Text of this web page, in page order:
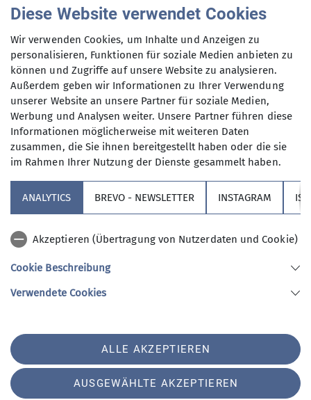
Schneeschuhe
10,00 €/Woche
Sektion
Service
Sektion Augsburg des Deutschen Alpenvereins e.V.
Telefon +49821516780
Diese Website verwendet Cookies
Wir verwenden Cookies, um Inhalte und Anzeigen zu
personalisieren, Funktionen für soziale Medien anbieten zu
können und Zugriffe auf unsere Website zu analysieren.
Außerdem geben wir Informationen zu Ihrer Verwendung
unserer Website an unsere Partner für soziale Medien,
Werbung und Analysen weiter. Unsere Partner führen diese
Informationen möglicherweise mit weiteren Daten
zusammen, die Sie ihnen bereitgestellt haben oder die sie
im Rahmen Ihrer Nutzung der Dienste gesammelt haben.
ANALYTICS BREVO - NEWSLETTER INSTAGRAM
Akzeptieren (Übertragung von Nutzerdaten und Cookie)
Cookie Beschreibung
Verwendete Cookies
ALLE AKZEPTIEREN
AUSGEWÄHLTE AKZEPTIEREN